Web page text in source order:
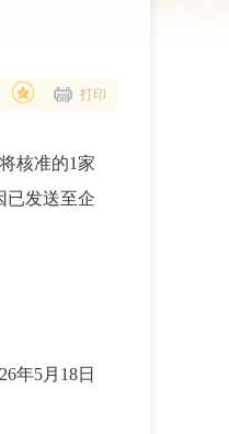
打印
核准的1家
已发送至企
6年5月 18日